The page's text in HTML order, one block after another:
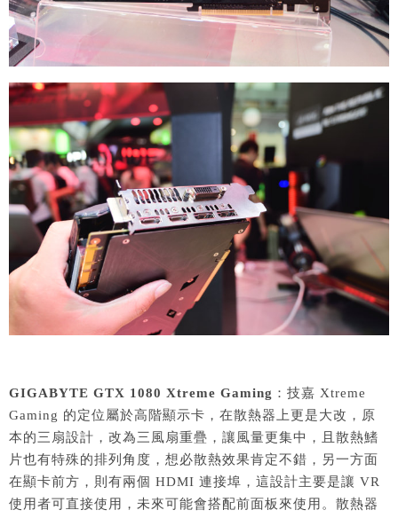
GIGABYTE GTX 1080 Xtreme Gaming ：技嘉 Xtreme
Gaming 的定位屬於高階顯示卡，在散熱器上更是大改，原
本的三扇設計，改為三風扇重疊，讓風量更集中，且散熱鰭
片也有特殊的排列角度，想必散熱效果肯定不錯，另一方面
在顯卡前方，則有兩個 HDMI 連接埠，這設計主要是讓 VR
使用者可直接使用，未來可能會搭配前面板來使用。散熱器